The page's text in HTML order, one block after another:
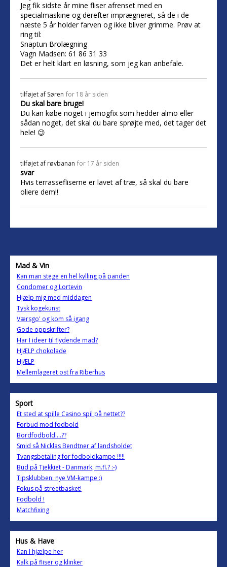
Jeg fik sidste år mine fliser afrenset med en
specialmaskine og derefter imprægneret, så de i de
næste 5 år holder farven og ikke bliver grimme. Prøv at
ring til:
Snaptun Brolægning
Vagn Madsen: 61 86 31 33
Det er helt klart en løsning, som jeg kan anbefale.
tilføjet af Søren for 18 år siden
Du skal bare bruge!
Du kan købe noget i jemogfix som hedder almo eller
sådan noget, det skal du bare sprøjte med, det tager det
hele! 😉
tilføjet af røvbanan for 17 år siden
svar
Hvis terrassefliserne er lavet af træ, så skal du bare
oliere dem!!
Mad & Vin
Kan man stege en hel kylling på panden
Condomer og Lortevin
Hjælp mig med middagen
Tysk kogekunst
Værsgo' og kom så igang
Gode oppskrifter?
Har I ideer til flydende mad?
HJÆLP chokolade
HjÆLP
Mellemlageret ost fra Riberhus
Sport
Et sted at spille Casino spil på nettet??
Forbud mod fodbold
Bordfodbold....??
Smid så Nicklas Bendtner af landsholdet
Tvangsbetaling for fodboldkampe !!!!!
Bud på Tjekkiet - Danmark, m.fl.? :-)
Tipsklubben: nye VM-kampe :)
Fokus på streetbasket!
Fodbold !
Matchfixing
Hus & Have
Kan I hjælpe her
Kalk på fliser og klinker